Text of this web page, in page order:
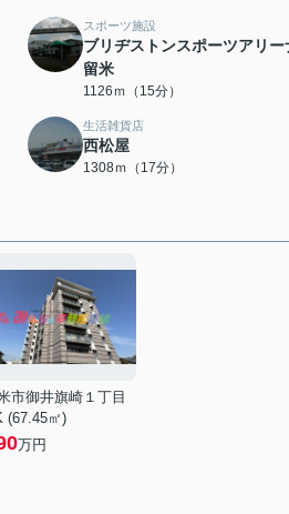
スポーツ施設
ブリヂストンスポーツアリー
留米
1126ｍ（15分）
生活雑貨店
西松屋
1308ｍ（17分）
市御井旗崎１丁目
(67.45㎡)
万円